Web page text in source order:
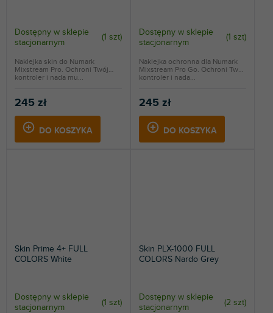
Dostępny w sklepie
stacjonarnym
(1 szt)
245 zł
DO KOSZYKA
Naklejka skin do Numark
Mixstream Pro. Ochroni Twój
kontroler i nada mu...
Dostępny w sklepie
stacjonarnym
(1 szt)
245 zł
DO KOSZYKA
Naklejka ochronna dla Numark
Mixstream Pro Go. Ochroni Twój
kontroler i nada...
Skin Prime 4+ FULL
COLORS White
Dostępny w sklepie
stacjonarnym
(1 szt)
Skin PLX-1000 FULL
COLORS Nardo Grey
Dostępny w sklepie
stacjonarnym
(2 szt)